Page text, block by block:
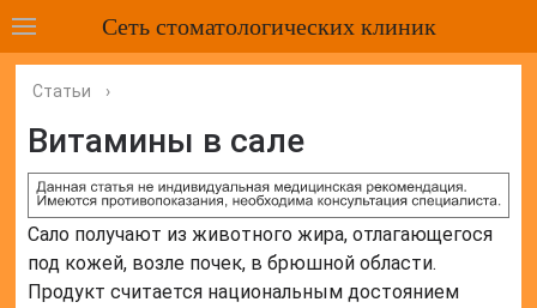
Сеть стоматологических клиник
Статьи ›
Витамины в сале
Сало получают из животного жира, отлагающегося
под кожей, возле почек, в брюшной области.
Продукт считается национальным достоянием